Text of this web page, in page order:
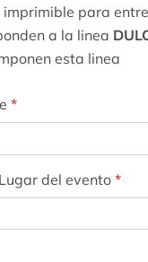
imprimible para
a la linea
esta linea
*
del evento *